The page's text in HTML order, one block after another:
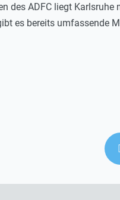
des ADFC liegt
es bereits umfassende